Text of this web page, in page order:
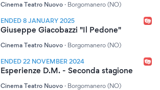
Cinema Teatro Nuovo · Borgomanero (NO)
ENDED 8 JANUARY 2025
Giuseppe Giacobazzi "Il Pedone"
Cinema Teatro Nuovo · Borgomanero (NO)
ENDED 22 NOVEMBER 2024
Esperienze D.M. - Seconda stagione
Cinema Teatro Nuovo · Borgomanero (NO)